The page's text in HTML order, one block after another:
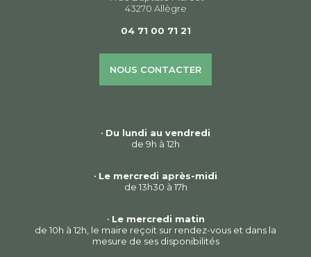
43270 Allègre
04 71 00 71 21
NOUS CONTACTER
• Du lundi au vendredi
de 9h à 12h
• Le mercredi après-midi
de 13h30 à 17h
• Le mercredi matin
de 10h à 12h, le maire reçoit sur rendez-vous et dans la
mesure de ses disponibilités